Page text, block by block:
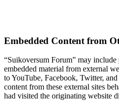
Embedded Content from
“Suikoversum Forum” may include
embedded material from external
to YouTube, Facebook, Twitter,
content from these external sites
had visited the originating website